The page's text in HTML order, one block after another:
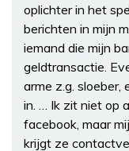
oplichter in het
berichten in mijn
iemand die mijn
geldtransactie.
arme z.g. sloeber,
in. … Ik zit niet op
facebook, maar
krijgt ze